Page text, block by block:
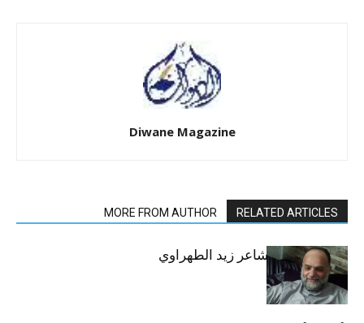
Diwane Magazine
RELATED ARTICLES
MORE FROM AUTHOR
وهج كسير ــ الشاعر زيد الطهراوي